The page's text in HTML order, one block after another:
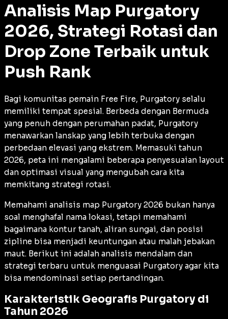
Analisis Map Purgatory
2026, Strategi Rotasi dan
Drop Zone Terbaik untuk
Push Rank
Bagi komunitas pemain Free Fire, Purgatory selalu
memiliki tempat spesial. Berbeda dengan Bermuda
yang penuh dengan perumahan padat, Purgatory
menawarkan lanskap yang lebih terbuka dengan
perbedaan elevasi yang ekstrem. Memasuki tahun
2026, peta ini mengalami beberapa penyesuaian layout
dan optimasi visual yang mengubah cara kita
memkitang strategi rotasi.
Memahami analisis map Purgatory 2026 bukan hanya
soal menghafal nama lokasi, tetapi memahami
bagaimana kontur tanah, aliran sungai, dan posisi
zipline bisa menjadi keuntungan atau malah jebakan
maut. Berikut ini adalah analisis mendalam dan
strategi terbaru untuk menguasai Purgatory agar kita
bisa mendominasi setiap pertandingan.
Karakteristik Geografis Purgatory di
Tahun 2026